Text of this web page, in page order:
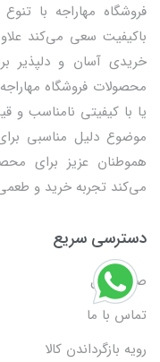
باکیفیت سعی می‌کند
خریدی آسان و دلپذیر
محصولات فروشگاه
یا با کیفیتی نامناسب و
موضوع دلیل مناسبی
هموطنان عزیز برای
می‌کند تجربه خرید و
دسترسی سریع
صفحه اول
تماس با ما
رویه بازگرداندن کالا